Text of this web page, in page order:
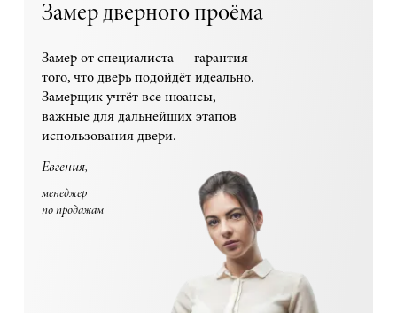
Замер дверного проёма
Замер от специалиста — гарантия
того, что дверь подойдёт идеально.
Замерщик учтёт все нюансы,
важные для дальнейших этапов
использования двери.
Евгения,
менеджер
по продажам